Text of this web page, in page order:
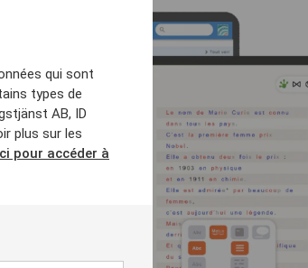
qui sont
types de
AB, ID
plus sur les
pour accéder à